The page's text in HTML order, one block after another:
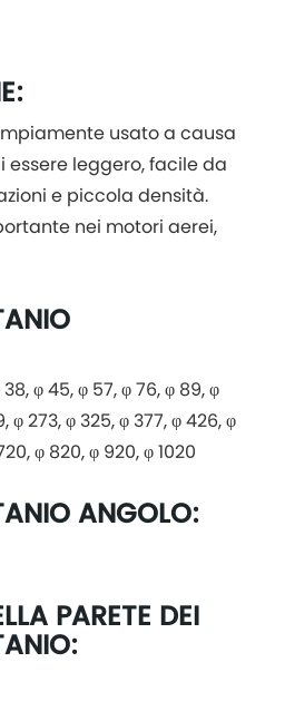
usato a causa
leggero, facile da
e piccola densità.
nei motori aerei,
38, φ 45, φ 57, φ 76, φ 89, φ
φ 273, φ 325, φ 377, φ 426, φ
φ 820, φ 920, φ 1020
ANGOLO:
PARETE DEI